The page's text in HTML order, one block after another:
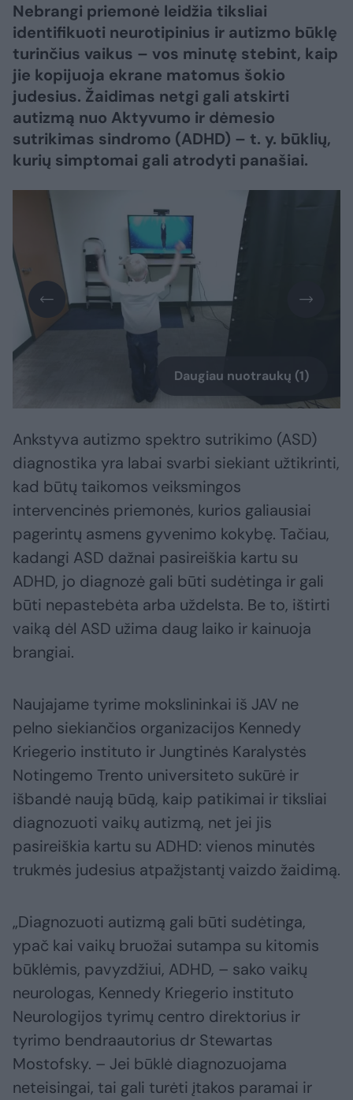
Nebrangi priemonė leidžia tiksliai
identifikuoti neurotipinius ir autizmo būklę
turinčius vaikus – vos minutę stebint, kaip
jie kopijuoja ekrane matomus šokio
judesius. Žaidimas netgi gali atskirti
autizmą nuo Aktyvumo ir dėmesio
sutrikimas sindromo (ADHD) – t. y. būklių,
kurių simptomai gali atrodyti panašiai.
Daugiau nuotraukų (1)
Ankstyva autizmo spektro sutrikimo (ASD)
diagnostika yra labai svarbi siekiant užtikrinti,
kad būtų taikomos veiksmingos
intervencinės priemonės, kurios galiausiai
pagerintų asmens gyvenimo kokybę. Tačiau,
kadangi ASD dažnai pasireiškia kartu su
ADHD, jo diagnozė gali būti sudėtinga ir gali
būti nepastebėta arba uždelsta. Be to, ištirti
vaiką dėl ASD užima daug laiko ir kainuoja
brangiai.
Naujajame tyrime mokslininkai iš JAV ne
pelno siekiančios organizacijos Kennedy
Kriegerio instituto ir Jungtinės Karalystės
Notingemo Trento universiteto sukūrė ir
išbandė naują būdą, kaip patikimai ir tiksliai
diagnozuoti vaikų autizmą, net jei jis
pasireiškia kartu su ADHD: vienos minutės
trukmės judesius atpažįstantį vaizdo žaidimą.
„Diagnozuoti autizmą gali būti sudėtinga,
ypač kai vaikų bruožai sutampa su kitomis
būklėmis, pavyzdžiui, ADHD, – sako vaikų
neurologas, Kennedy Kriegerio instituto
Neurologijos tyrimų centro direktorius ir
tyrimo bendraautorius dr Stewartas
Mostofsky. – Jei būklė diagnozuojama
neteisingai, tai gali turėti įtakos paramai ir